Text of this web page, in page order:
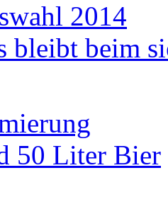
2014
bleibt beim
50 Liter Bier